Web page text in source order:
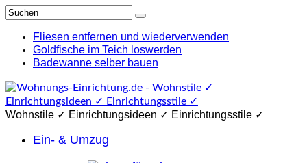
Fliesen entfernen und wiederverwenden
Goldfische im Teich loswerden
Badewanne selber bauen
Wohnstile ✓ Einrichtungsideen ✓ Einrichtungsstile ✓
Ein- & Umzug